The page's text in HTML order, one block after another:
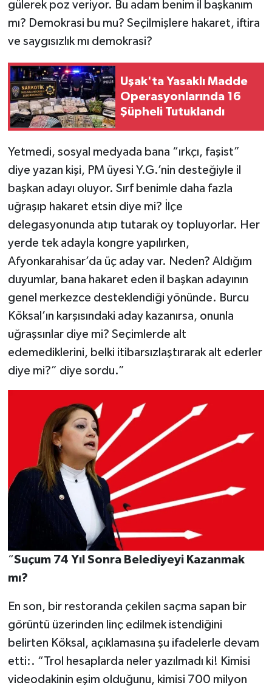
gülerek poz veriyor. Bu adam benim il başkanım
mı? Demokrasi bu mu? Seçilmişlere hakaret, iftira
ve saygısızlık mı demokrasi?
Uşak'ta Yasaklı Madde
Operasyonlarında 16
Şüpheli Tutuklandı
Yetmedi, sosyal medyada bana “ırkçı, faşist”
diye yazan kişi, PM üyesi Y.G.’nin desteğiyle il
başkan adayı oluyor. Sırf benimle daha fazla
uğraşıp hakaret etsin diye mi? İlçe
delegasyonunda atıp tutarak oy topluyorlar. Her
yerde tek adayla kongre yapılırken,
Afyonkarahisar’da üç aday var. Neden? Aldığım
duyumlar, bana hakaret eden il başkan adayının
genel merkezce desteklendiği yönünde. Burcu
Köksal’ın karşısındaki aday kazanırsa, onunla
uğraşsınlar diye mi? Seçimlerde alt
edemediklerini, belki itibarsızlaştırarak alt ederler
diye mi?” diye sordu.”
“Suçum 74 Yıl Sonra Belediyeyi Kazanmak
mı?
En son, bir restoranda çekilen saçma sapan bir
görüntü üzerinden linç edilmek istendiğini
belirten Köksal, açıklamasına şu ifadelerle devam
etti:. “Trol hesaplarda neler yazılmadı ki! Kimisi
videodakinin eşim olduğunu, kimisi 700 milyon